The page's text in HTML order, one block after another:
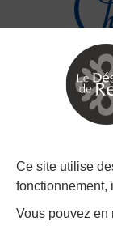
Désert de
01 39 22
Ce site utilise
fonctionnement,
Vous pouvez en